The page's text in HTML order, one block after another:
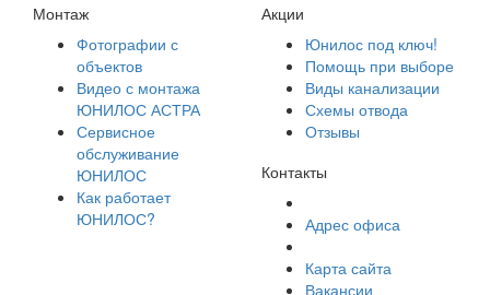
Монтаж
Фотографии с
объектов
Видео с монтажа
ЮНИЛОС АСТРА
Сервисное
обслуживание
ЮНИЛОС
Как работает
ЮНИЛОС?
Акции
Юнилос под ключ!
Помощь при выборе
Виды канализации
Схемы отвода
Отзывы
Контакты
Адрес офиса
Карта сайта
Вакансии